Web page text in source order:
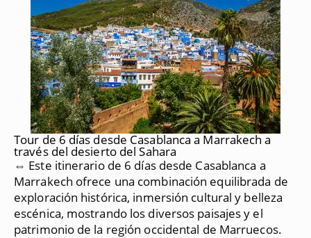
Tour de 6 días desde Casablanca a Marrakech a
través del desierto del Sahara
⇔ Este itinerario de 6 días desde Casablanca a
Marrakech ofrece una combinación equilibrada de
exploración histórica, inmersión cultural y belleza
escénica, mostrando los diversos paisajes y el
patrimonio de la región occidental de Marruecos.